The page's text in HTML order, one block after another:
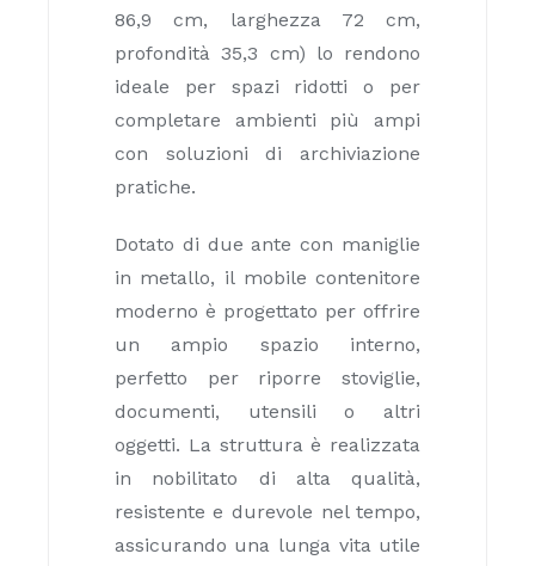
86,9 cm, larghezza 72 cm,
profondità 35,3 cm) lo rendono
ideale per spazi ridotti o per
completare ambienti più ampi
con soluzioni di archiviazione
pratiche.
Dotato di due ante con maniglie
in metallo, il mobile contenitore
moderno è progettato per offrire
un ampio spazio interno,
perfetto per riporre stoviglie,
documenti, utensili o altri
oggetti. La struttura è realizzata
in nobilitato di alta qualità,
resistente e durevole nel tempo,
assicurando una lunga vita utile